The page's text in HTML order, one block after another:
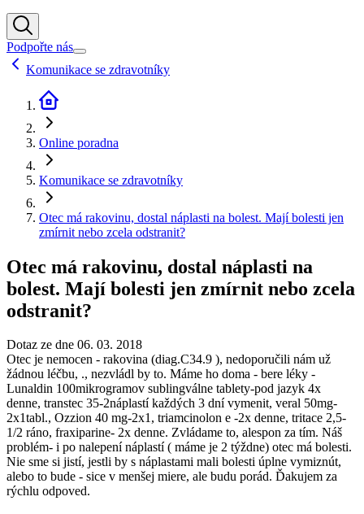
Podpořte nás
Komunikace se zdravotníky
Online poradna
Komunikace se zdravotníky
Otec má rakovinu, dostal náplasti na bolest. Mají bolesti jen
zmírnit nebo zcela odstranit?
Otec má rakovinu, dostal náplasti na
bolest. Mají bolesti jen zmírnit nebo zcela
odstranit?
Dotaz ze dne 06. 03. 2018
Otec je nemocen - rakovina (diag.C34.9 ), nedoporučili nám už
žádnou léčbu, ., nezvládl by to. Máme ho doma - bere léky -
Lunaldin 100mikrogramov sublingválne tablety-pod jazyk 4x
denne, transtec 35-2náplastí každých 3 dní vymenit, veral 50mg-
2x1tabl., Ozzion 40 mg-2x1, triamcinolon e -2x denne, tritace 2,5-
1/2 ráno, fraxiparine- 2x denne. Zvládame to, alespon za tím. Náš
problém- i po nalepení náplastí ( máme je 2 týždne) otec má bolesti.
Nie sme si jistí, jestli by s náplastami mali bolesti úplne vymiznút,
alebo to bude - sice v menšej miere, ale budu porád. Ďakujem za
rýchlu odpoved.